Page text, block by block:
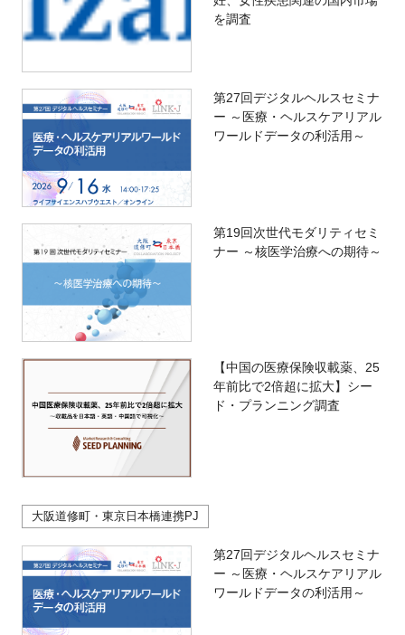
を調査
第27回デジタルヘルスセミナ
ー ～医療・ヘルスケアリアル
ワールドデータの利活用～
第19回次世代モダリティセミ
ナー ～核医学治療への期待～
【中国の医療保険収載薬、25
年前比で2倍超に拡大】シー
ド・プランニング調査
大阪道修町・東京日本橋連携PJ
第27回デジタルヘルスセミナ
ー ～医療・ヘルスケアリアル
ワールドデータの利活用～